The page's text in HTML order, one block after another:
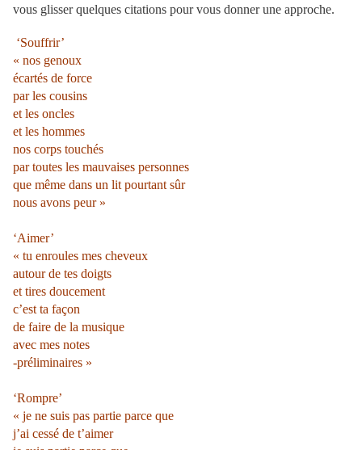
vous glisser quelques citations pour vous donner une approche.
‘Souffrir’
« nos genoux
écartés de force
par les cousins
et les oncles
et les hommes
nos corps touchés
par toutes les mauvaises personnes
que même dans un lit pourtant sûr
nous avons peur »
‘Aimer’
« tu enroules mes cheveux
autour de tes doigts
et tires doucement
c’est ta façon
de faire de la musique
avec mes notes
-préliminaires »
‘Rompre’
« je ne suis pas partie parce que
j’ai cessé de t’aimer